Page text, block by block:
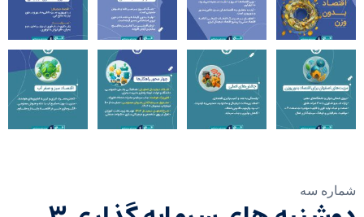
شماره سه